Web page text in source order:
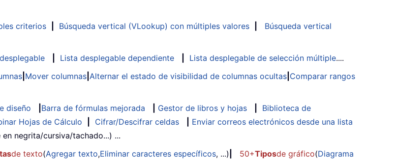
criterios Búsqueda vertical (VLookup) con múltiples valores
Búsqueda vertical
Lista desplegable dependiente Lista desplegable de selección múltiple....
Mover columnas Alternar el estado de visibilidad de columnas ocultas Comparar rangos
diseño Barra de fórmulas mejorada Gestor de libros y hojas
Biblioteca de
Hojas de Cálculo Cifrar/Descifrar celdas
Enviar correos electrónicos desde una lista
negrita/cursiva/tachado...) ...
de texto(Agregar texto,Eliminar caracteres específicos, ...) 50+Tiposde gráfico(Diagrama